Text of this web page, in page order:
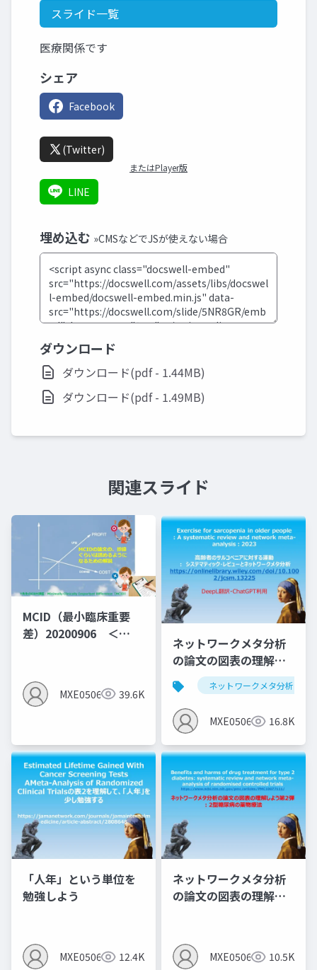
スライド一覧
医療関係です
シェア
Facebook
(Twitter)
またはPlayer版
LINE
埋め込む »CMSなどでJSが使えない場合
ダウンロード
ダウンロード(pdf - 1.44MB)
ダウンロード(pdf - 1.49MB)
関連スライド
MCID（最小臨床重要
差）20200906 ＜
明となっている＞
MXE05064 39.6K
ネットワークメタ分析
の論文の図表の理解し
よう第1弾：サルコペニ
アと運動のNMA
ネットワークメタ分析
MXE05064 16.8K
「人年」という単位を
勉強しよう
MXE05064 12.4K
ネットワークメタ分析
の論文の図表の理解し
MXE05064 10.5K